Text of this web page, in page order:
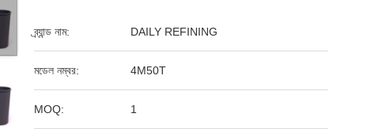
ব্র্যান্ড নাম: DAILY REFINING
মডেল নম্বর: 4M50T
MOQ: 1